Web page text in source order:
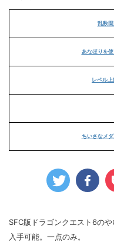
乱数
あなほりを
レベル
ちいさなメ
SFC版ドラゴンクエスト6の
入手可能。一点のみ。